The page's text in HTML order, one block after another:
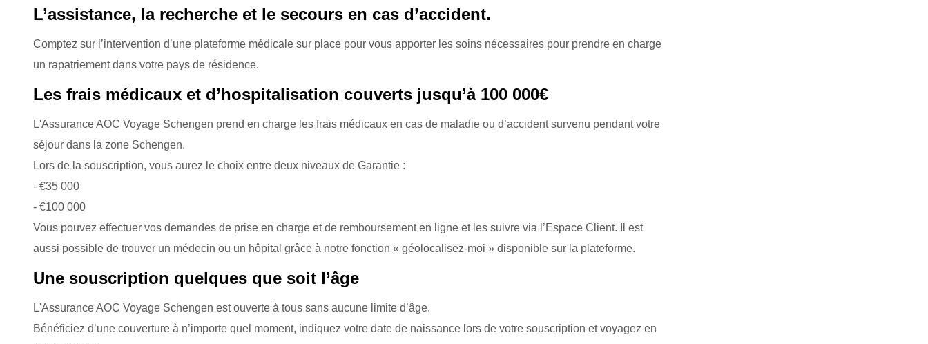
L’assistance, la recherche et le secours en cas d’accident.
Comptez sur l’intervention d’une plateforme médicale sur place pour vous apporter les soins nécessaires pour prendre en charge
un rapatriement dans votre pays de résidence.
Les frais médicaux et d’hospitalisation couverts jusqu’à 100 000€
L'Assurance AOC Voyage Schengen prend en charge les frais médicaux en cas de maladie ou d’accident survenu pendant votre
séjour dans la zone Schengen.
Lors de la souscription, vous aurez le choix entre deux niveaux de Garantie :
- €35 000
- €100 000
Vous pouvez effectuer vos demandes de prise en charge et de remboursement en ligne et les suivre via l’Espace Client. Il est
aussi possible de trouver un médecin ou un hôpital grâce à notre fonction « géolocalisez-moi » disponible sur la plateforme.
Une souscription quelques que soit l’âge
L'Assurance AOC Voyage Schengen est ouverte à tous sans aucune limite d’âge.
Bénéficiez d’une couverture à n’importe quel moment, indiquez votre date de naissance lors de votre souscription et voyagez en